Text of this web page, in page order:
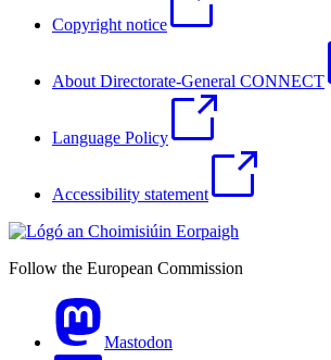
Copyright notice
About Directorate-General CONNECT
Language Policy
Accessibility statement
Follow the European Commission
Mastodon